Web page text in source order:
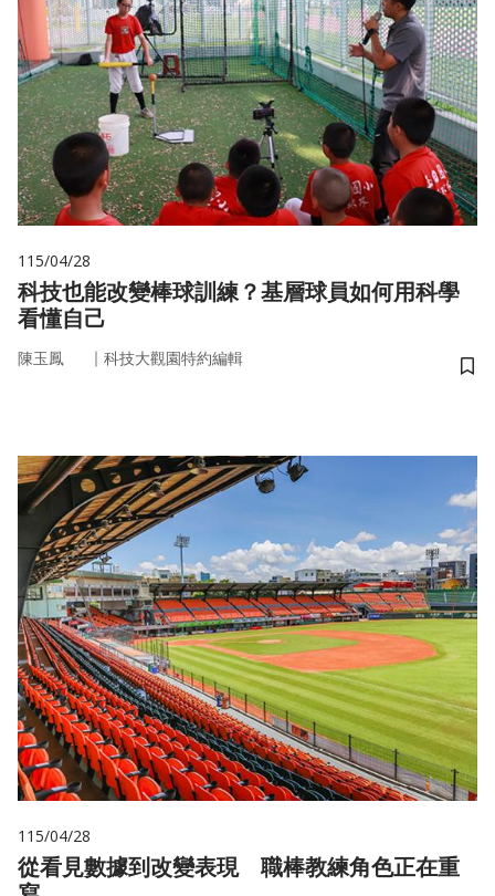
115/04/28
科技也能改變棒球訓練？基層球員如何用科學
看懂自己
陳玉鳳 ｜ 科技大觀園特約編輯
儲
115/04/28
從看見數據到改變表現 職棒教練角色正在重